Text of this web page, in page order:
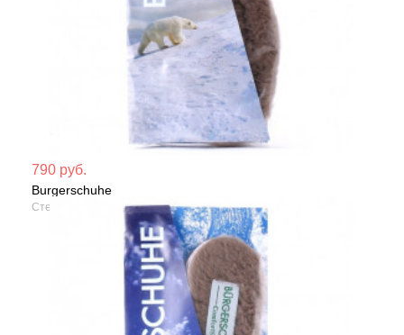
790 руб.
Burgerschuhe
Стельки